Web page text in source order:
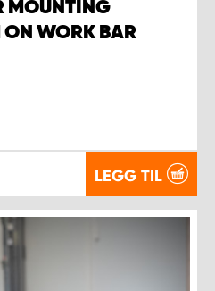
MOUNTING
ON WORK BAR
LEGG TIL